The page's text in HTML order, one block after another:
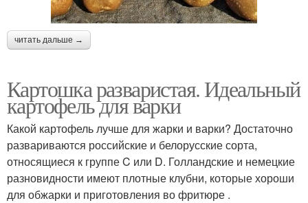
читать дальше →
Картошка разваристая. Идеальный
картофель для варки
Какой картофель лучше для жарки и варки? Достаточно
развариваются российские и белорусские сорта,
относящиеся к группе C или D. Голландские и немецкие
разновидности имеют плотные клубни, которые хороши
для обжарки и приготовления во фритюре .